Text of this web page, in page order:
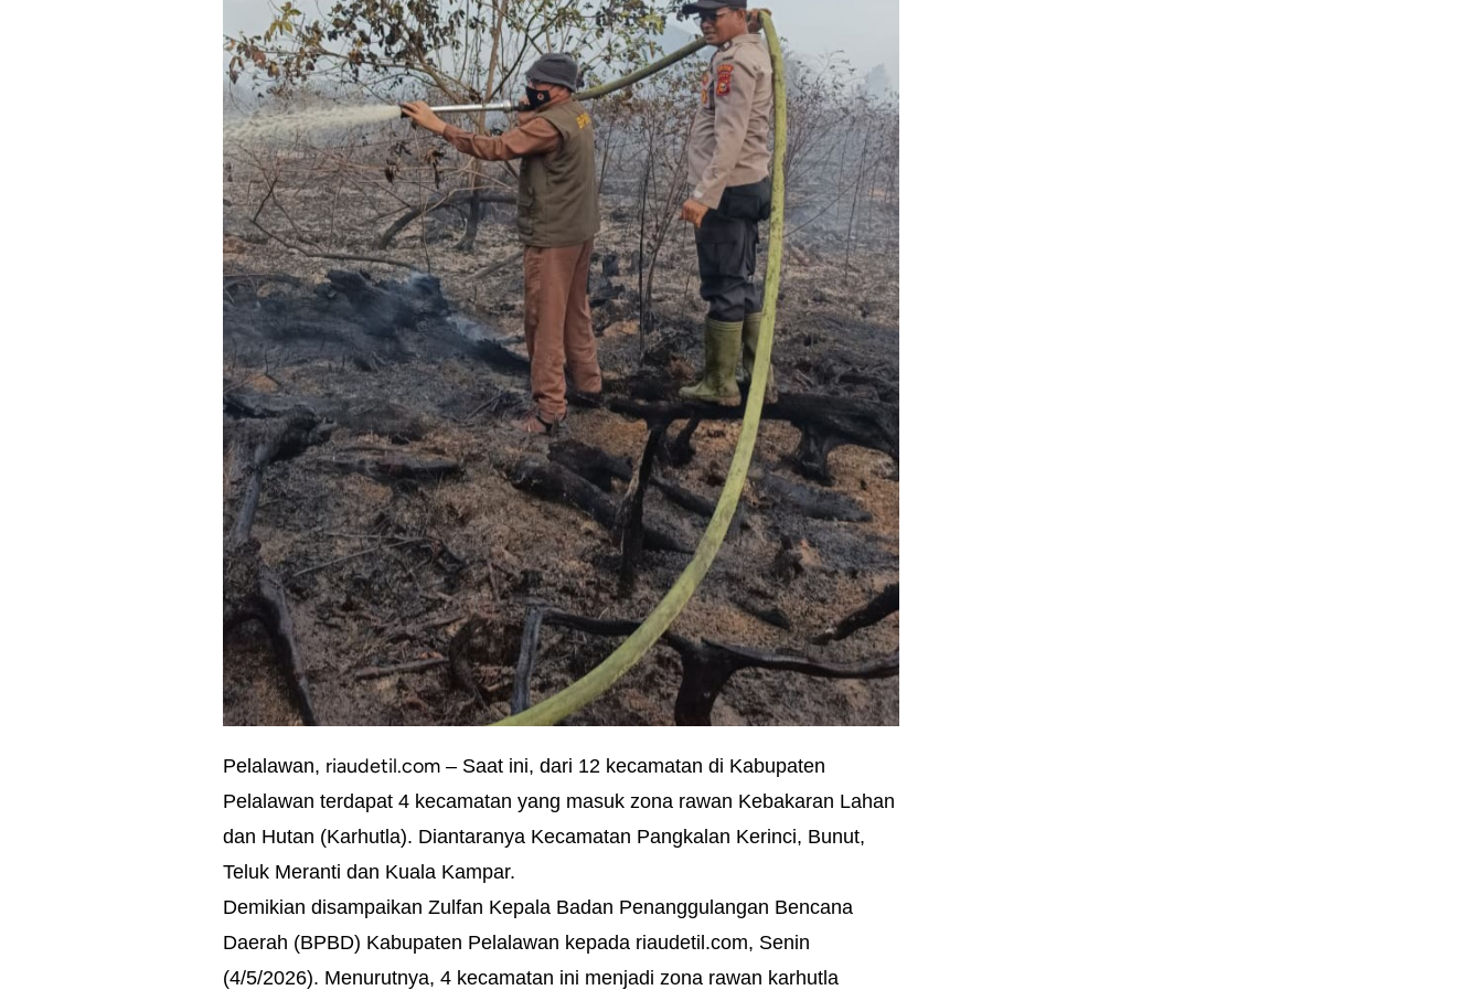
Pelalawan, riaudetil.com – Saat ini, dari 12 kecamatan di Kabupaten
Pelalawan terdapat 4 kecamatan yang masuk zona rawan Kebakaran Lahan
dan Hutan (Karhutla). Diantaranya Kecamatan Pangkalan Kerinci, Bunut,
Teluk Meranti dan Kuala Kampar.
Demikian disampaikan Zulfan Kepala Badan Penanggulangan Bencana
Daerah (BPBD) Kabupaten Pelalawan kepada riaudetil.com, Senin
(4/5/2026). Menurutnya, 4 kecamatan ini menjadi zona rawan karhutla